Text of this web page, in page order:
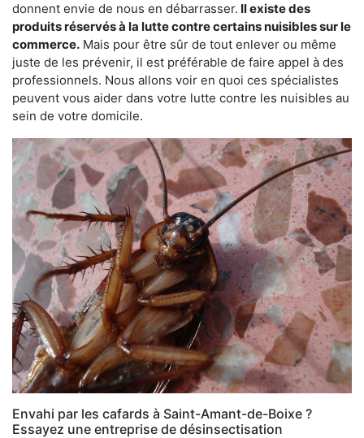
donnent envie de nous en débarrasser. Il existe des
produits réservés à la lutte contre certains nuisibles sur le
commerce. Mais pour être sûr de tout enlever ou même
juste de les prévenir, il est préférable de faire appel à des
professionnels. Nous allons voir en quoi ces spécialistes
peuvent vous aider dans votre lutte contre les nuisibles au
sein de votre domicile.
Envahi par les cafards à Saint-Amant-de-Boixe ?
Essayez une entreprise de désinsectisation